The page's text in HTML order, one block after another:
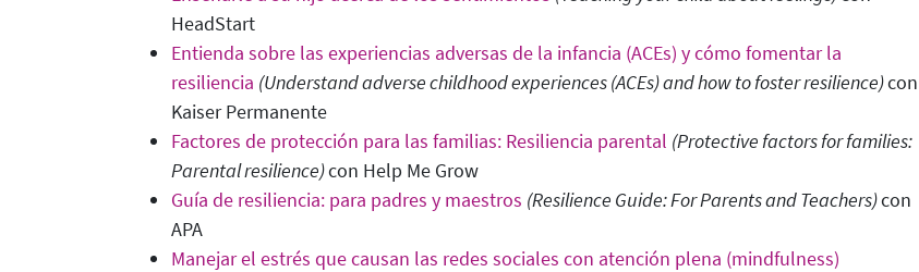
HeadStart
Entienda sobre las experiencias adversas de la infancia (ACEs) y cómo fomentar la
resiliencia (Understand adverse childhood experiences (ACEs) and how to foster resilience)con
Kaiser Permanente
Factores de protección para las familias: Resiliencia parental (Protective factors for families:
Parental resilience)con Help Me Grow
Guía de resiliencia: para padres y maestros (Resilience Guide: For Parents and Teachers)con
APA
Manejar el estrés que causan las redes sociales con atención plena (mindfulness)